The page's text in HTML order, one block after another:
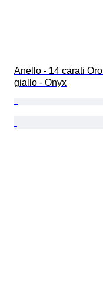
Anello - 14 carati Oro
giallo - Onyx